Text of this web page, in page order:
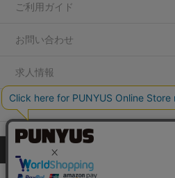
ご利用ガイド
お問い合わせ
求人情報
店舗一覧
プライバシーポリシー